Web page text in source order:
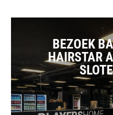
BEZOEK
HAIRSTAR